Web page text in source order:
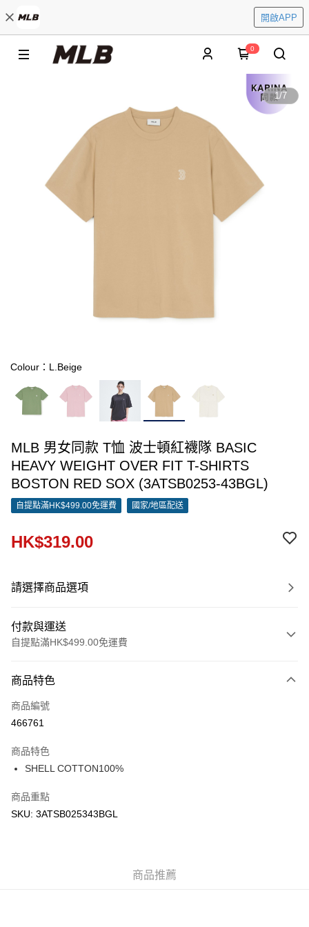
開啟APP
0
1/7
Colour：L.Beige
MLB 男女同款 T恤 波士頓紅襪隊 BASIC
HEAVY WEIGHT OVER FIT T-SHIRTS
BOSTON RED SOX (3ATSB0253-43BGL)
自提點滿HK$499.00免運費 國家/地區配送
HK$319.00
請選擇商品選項
付款與運送
自提點滿HK$499.00免運費
信用卡
Apple Pay
AlipayHK
WeChat Pay
商品特色
商品編號
466761
商品特色
SHELL COTTON100%
商品重點
SKU: 3ATSB025343BGL
商品推薦